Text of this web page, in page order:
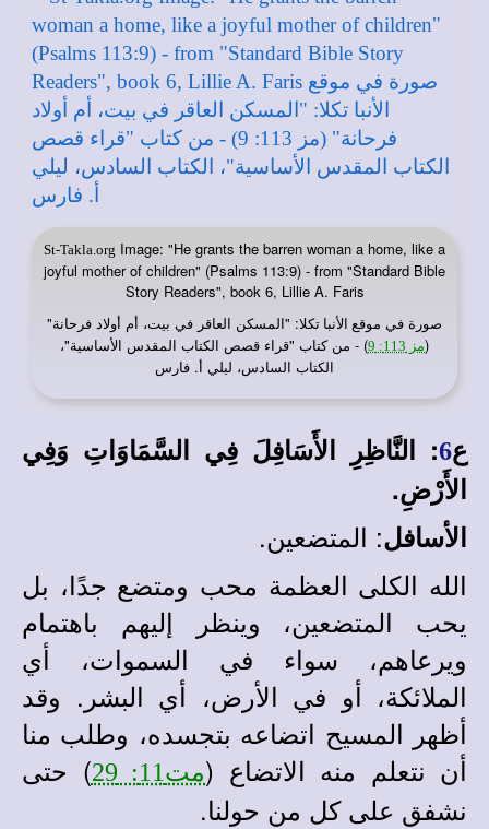
St-Takla.org Image: "He grants the barren woman a home, like a
joyful mother of children" (Psalms 113:9) - from "Standard Bible
Story Readers", book 6, Lillie A. Faris
صورة في موقع الأنبا تكلا: "المسكن العاقر في بيت، أم أولاد فرحانة"
(مز 113: 9
) - من كتاب "قراء قصص الكتاب المقدس الأساسية"،
الكتاب السادس، ليلي أ. فارس
ع6
: النَّاظِرِ الأَسَافِلَ فِي السَّمَاوَاتِ وَفِي
الأَرْضِ.
الأسافل: المتضعين.
الله الكلى العظمة محب ومتضع جدًا، بل
يحب المتضعين، وينظر إليهم باهتمام
ويرعاهم، سواء في السموات، أي
الملائكة، أو في الأرض، أي البشر. وقد
أظهر المسيح اتضاعه بتجسده، وطلب منا
أن نتعلم منه الاتضاع (مت11: 29
) حتى
نشفق على كل من حولنا.